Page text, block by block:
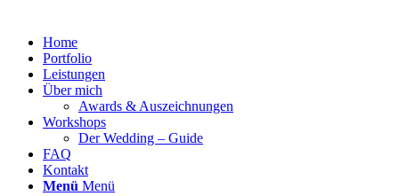
Home
Portfolio
Leistungen
Über mich
Awards & Auszeichnungen
Workshops
Der Wedding – Guide
FAQ
Kontakt
Menü Menü